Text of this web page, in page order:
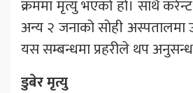
क्रममा मृत्यु भएको हो। साथै
अन्य २ जनाको सोही अस्पतालमा
यस सम्बन्धमा प्रहरीले थप
डुबेर मृत्यु